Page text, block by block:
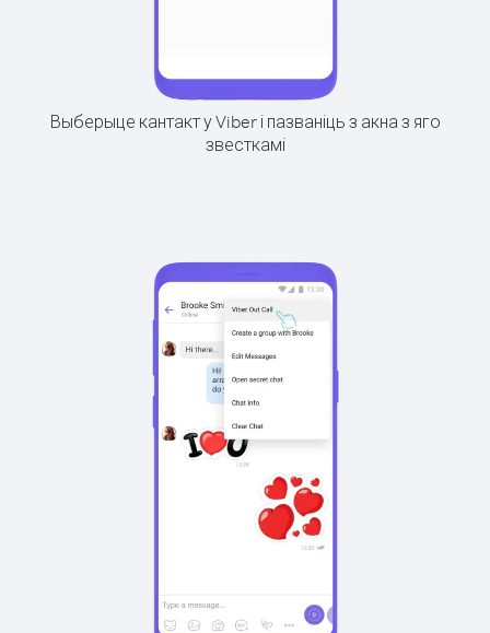
Выберыце кантакт у Viber і пазваніць з акна з яго
звесткамі